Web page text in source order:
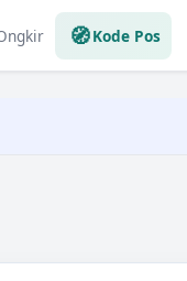
🧭Kode Pos